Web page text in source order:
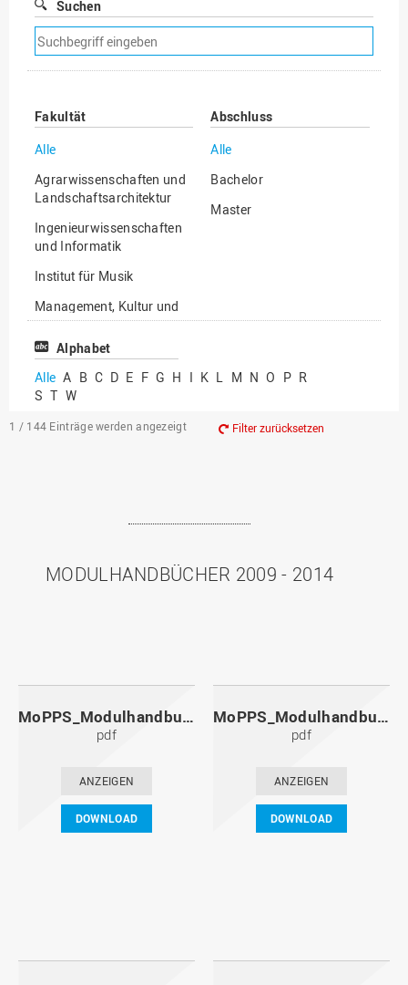
Suchen
Suchfilter
entfernen
Fakultät
Alle
Agrarwissenschaften und
Landschaftsarchitektur
Ingenieurwissenschaften
und Informatik
Institut für Musik
Management, Kultur und
Technik
Wirtschafts- und
Sozialwissenschaften
Abschluss
Alle
Bachelor
Master
Alphabet
Alle A B C D E F G H I K L M N O P R
S T W
1 / 144 Einträge werden angezeigt Filter zurücksetzen
MODULHANDBÜCHER 2009 - 2014
MoPPS_Modulhandbuch_20141201.pdf
pdf
ANZEIGEN
DOWNLOAD
MoPPS_Modulhandbuch_20140601.pdf
pdf
ANZEIGEN
DOWNLOAD